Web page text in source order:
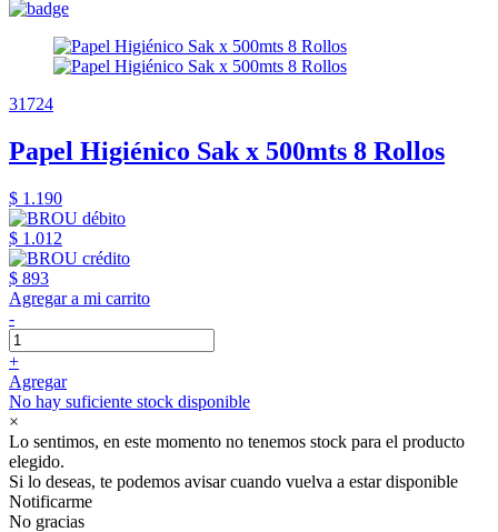
31724
Papel Higiénico Sak x 500mts 8 Rollos
$ 1.190
$ 1.012
$ 893
Agregar a mi carrito
-
+
Agregar
No hay suficiente stock disponible
×
Lo sentimos, en este momento no tenemos stock para el producto
elegido.
Si lo deseas, te podemos avisar cuando vuelva a estar disponible
Notificarme
No gracias